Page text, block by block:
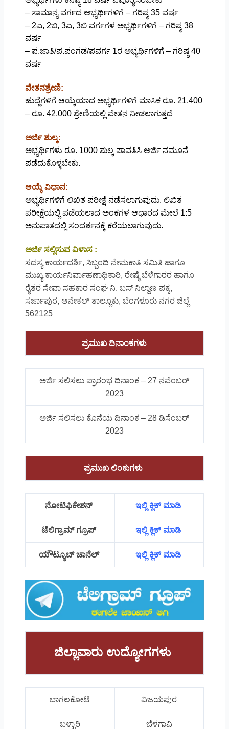
– ಸಾಮಾನ್ಯ ವರ್ಗದ ಅಭ್ಯರ್ಥಿಗಳಿಗೆ – ಗರಿಷ್ಠ 35 ವರ್ಷ
– 2ಎ, 2ಬಿ, 3ಎ, 3ಬಿ ವರ್ಗಗಳ ಅಭ್ಯರ್ಥಿಗಳಿಗೆ – ಗರಿಷ್ಠ 38
ವರ್ಷ
– ಪ.ಜಾತಿ/ಪ.ಪಂಗಡ/ಪವರ್ಗ 1ರ ಅಭ್ಯರ್ಥಿಗಳಿಗೆ – ಗರಿಷ್ಠ 40
ವರ್ಷ
ವೇತನಶ್ರೇಣಿ:
ಹುದ್ದೆಗಳಿಗೆ ಆಯ್ಕೆಯಾದ ಅಭ್ಯರ್ಥಿಗಳಿಗೆ ಮಾಸಿಕ ರೂ. 21,400
– ರೂ. 42,000 ಶ್ರೇಣಿಯಲ್ಲಿ ವೇತನ ನೀಡಲಾಗುತ್ತದೆ
ಅರ್ಜಿ ಶುಲ್ಕ:
ಅಭ್ಯರ್ಥಿಗಳು ರೂ. 1000 ಶುಲ್ಕ ಪಾವತಿಸಿ ಅರ್ಜಿ ನಮೂನೆ
ಪಡೆದುಕೊಳ್ಳಬೇಕು.
ಆಯ್ಕೆ ವಿಧಾನ:
ಅಭ್ಯರ್ಥಿಗಳಿಗೆ ಲಿಖಿತ ಪರೀಕ್ಷೆ ನಡೆಸಲಾಗುವುದು. ಲಿಖಿತ
ಪರೀಕ್ಷೆಯಲ್ಲಿ ಪಡೆಯಲಾದ ಅಂಕಗಳ ಆಧಾರದ ಮೇಲೆ 1:5
ಅನುಪಾತದಲ್ಲಿ ಸಂದರ್ಶನಕ್ಕೆ ಕರೆಯಲಾಗುವುದು.
ಅರ್ಜಿ ಸಲ್ಲಿಸುವ ವಿಳಾಸ :
ಸದಸ್ಯ ಕಾರ್ಯದರ್ಶಿ, ಸಿಬ್ಬಂದಿ ನೇಮಕಾತಿ ಸಮಿತಿ ಹಾಗೂ
ಮುಖ್ಯ ಕಾರ್ಯನಿರ್ವಾಹಣಾಧಿಕಾರಿ, ರೇಷ್ಮೆ ಬೆಳೆಗಾರರ ಹಾಗೂ
ರೈತರ ಸೇವಾ ಸಹಕಾರ ಸಂಘ ನಿ. ಬಸ್ ನಿಲ್ದಾಣ ಪಕ್ಕ,
ಸರ್ಜಾಪುರ, ಆನೇಕಲ್ ತಾಲ್ಲೂಕು, ಬೆಂಗಳೂರು ನಗರ ಜಿಲ್ಲೆ
562125
ಪ್ರಮುಖ ದಿನಾಂಕಗಳು
ಅರ್ಜಿ ಸಲಿಸಲು ಪ್ರಾರಂಭ ದಿನಾಂಕ – 27 ನವೆಂಬರ್
2023
ಅರ್ಜಿ ಸಲಿಸಲು ಕೊನೆಯ ದಿನಾಂಕ – 28 ಡಿಸೆಂಬರ್
2023
ಪ್ರಮುಖ ಲಿಂಕುಗಳು
ನೋಟಿಫಿಕೇಶನ್ ಇಲ್ಲಿ ಕ್ಲಿಕ್ ಮಾಡಿ
ಟೆಲಿಗ್ರಾಮ್ ಗ್ರೂಪ್ ಇಲ್ಲಿ ಕ್ಲಿಕ್ ಮಾಡಿ
ಯೌಟ್ಯೂಬ್ ಚಾನೆಲ್ ಇಲ್ಲಿ ಕ್ಲಿಕ್ ಮಾಡಿ
ಜಿಲ್ಲಾವಾರು ಉದ್ಯೋಗಗಳು
ಬಾಗಲಕೋಟೆ ವಿಜಯಪುರ
ಬಳ್ಳಾರಿ ಬೆಳಗಾವಿ